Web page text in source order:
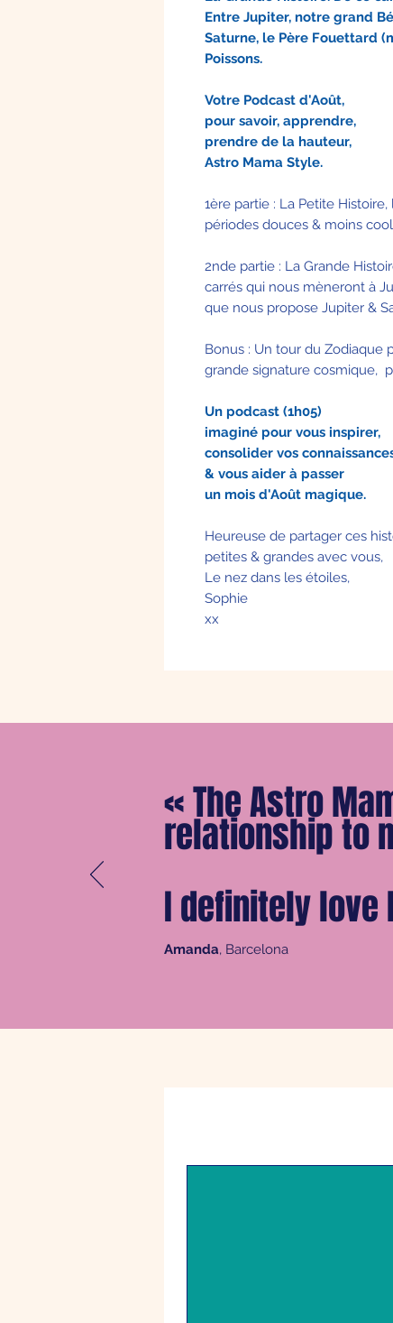
Entre Jupiter, notre grand
Saturne, le Père Fouettard
Poissons.
Votre Podcast d'Août,
pour savoir, apprendre,
prendre de la hauteur,
Astro Mama Style.
1ère partie : La Petite
périodes douces & moins
2nde partie : La Grande
carrés qui nous mèneront à
que nous propose Jupiter &
Bonus : Un tour du
grande signature cosmique,
Un podcast (1h05)
imaginé pour vous inspirer,
consolider vos
& vous aider à passer
un mois d'Août magique.
Heureuse de partager ces
petites & grandes avec vous,
Le nez dans les étoiles,
Sophie
xx
«The Astro
relationship to
I definitely love
Amanda, Barcelona